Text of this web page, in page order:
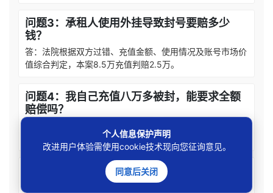
问题3：承租人使用外挂导致封号要赔多少
钱？
答：法院根据双方过错、充值金额、使用情况及账号市场价
值综合判定，本案8.5万充值判赔2.5万。
问题4：我自己充值八万多被封，能要求全额
赔偿吗？
法院会酌情减少赔偿。
问题5：游戏账号被封十年还能解封吗？
答：解封后可继续使用，但价值大幅降低，法院会考虑剩余
个人信息保护声明
改进用户体验需使用cookie技术现向您征询意见。
同意后关闭